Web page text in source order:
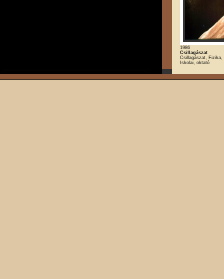
1986
Csillagászat
Csillagászat, Fizika,
Iskolai, oktató